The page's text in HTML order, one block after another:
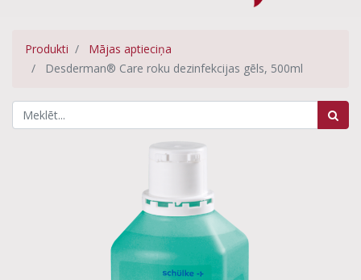
Produkti
Mājas aptieciņa
Desderman® Care roku dezinfekcijas gēls, 500ml